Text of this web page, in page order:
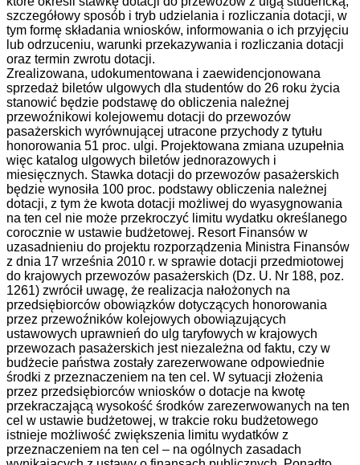
szczegółowy sposób i tryb udzielania i rozliczania dotacji, w
tym formę składania wniosków, informowania o ich przyjęciu
lub odrzuceniu, warunki przekazywania i rozliczania dotacji
oraz termin zwrotu dotacji.
Zrealizowana, udokumentowana i zaewidencjonowana
sprzedaż biletów ulgowych dla studentów do 26 roku życia
stanowić będzie podstawę do obliczenia należnej
przewoźnikowi kolejowemu dotacji do przewozów
pasażerskich wyrównującej utracone przychody z tytułu
honorowania 51 proc. ulgi. Projektowana zmiana uzupełnia
więc katalog ulgowych biletów jednorazowych i
miesięcznych. Stawka dotacji do przewozów pasażerskich
będzie wynosiła 100 proc. podstawy obliczenia należnej
dotacji, z tym że kwota dotacji możliwej do wyasygnowania
na ten cel nie może przekroczyć limitu wydatku określanego
corocznie w ustawie budżetowej. Resort Finansów w
uzasadnieniu do projektu rozporządzenia Ministra Finansów
z dnia 17 września 2010 r. w sprawie dotacji przedmiotowej
do krajowych przewozów pasażerskich (Dz. U. Nr 188, poz.
1261) zwrócił uwagę, że realizacja nałożonych na
przedsiębiorców obowiązków dotyczących honorowania
przez przewoźników kolejowych obowiązujących
ustawowych uprawnień do ulg taryfowych w krajowych
przewozach pasażerskich jest niezależna od faktu, czy w
budżecie państwa zostały zarezerwowane odpowiednie
środki z przeznaczeniem na ten cel. W sytuacji złożenia
przez przedsiębiorców wniosków o dotacje na kwotę
przekraczającą wysokość środków zarezerwowanych na ten
cel w ustawie budżetowej, w trakcie roku budżetowego
istnieje możliwość zwiększenia limitu wydatków z
przeznaczeniem na ten cel – na ogólnych zasadach